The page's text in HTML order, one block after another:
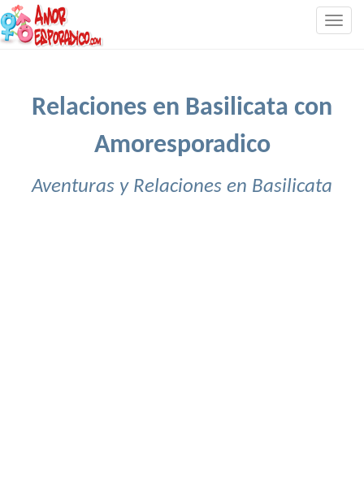
Relaciones en Basilicata con
Amoresporadico
Aventuras y Relaciones en Basilicata